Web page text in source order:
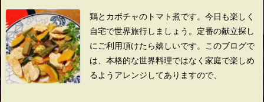
鶏とカボチャのトマト煮です。 今日も楽しく
自宅で世界旅行しましょう。 定番の献立探し
にご利用頂けたら嬉しいです。
このブログで
は、本格的な世界料理ではなく家庭で楽しめ
るようアレンジしてありますので、